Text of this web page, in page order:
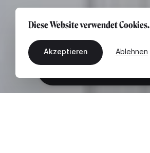
Diese Website verwendet Cookies.
Akzeptieren Ablehnen